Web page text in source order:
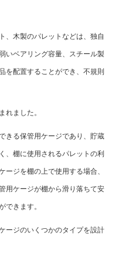
、木製のパレットなどは、独自
いベアリング容量、スチール製
を配置することができ、不規則
れました。
きる保管用ケージであり、貯蔵
、棚に使用されるパレットの利
ージを棚の上で使用する場合、
用ケージが棚から滑り落ちて安
できます。
ージのいくつかのタイプを設計